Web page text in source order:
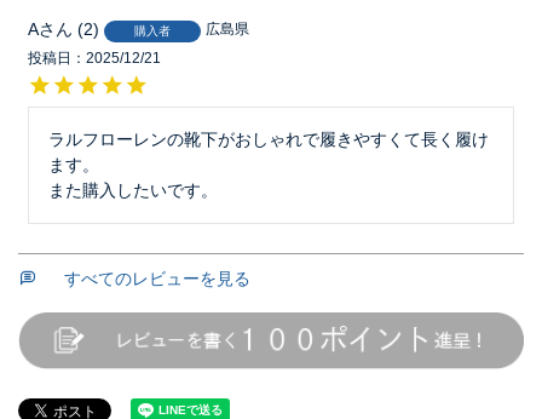
A 2 購入者
広島県
投稿日
2025/12/21
ラルフローレンの靴下がおしゃれで履きやすくて長く履け
ます。
また購入したいです。
すべてのレビューを見る